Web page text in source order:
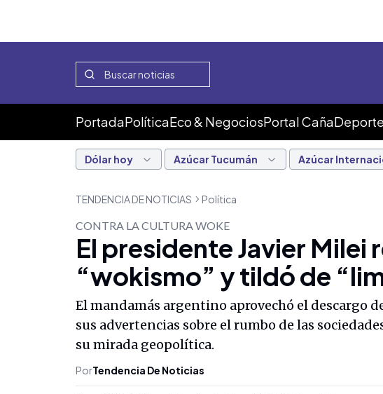
PortadaPolíticaEco & NegociosPortal Caña
Dólar hoy Azúcar Tucumán Azúcar
TENDENCIA DE NOTICIAS Política
CONTRA LA CULTURA WOKE
El presidente Javier
“wokismo” y tildó de
El mandamás argentino aprovechó el descargo
sus advertencias sobre el rumbo de las
su mirada geopolítica.
PorTendencia De Noticias